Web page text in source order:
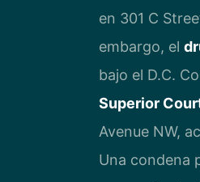
en 301 C
embargo, el
bajo el D.C.
Superior
Avenue NW,
Una condena